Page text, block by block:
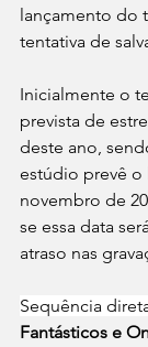
lançamento do
tentativa de
Inicialmente o
prevista de
deste ano,
estúdio prevê o
novembro de
se essa data
atraso nas
Sequência
Fantásticos e